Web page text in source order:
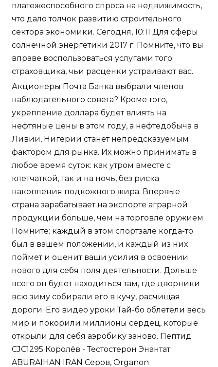
платежеспособного спроса на недвижимость,
что дало толчок развитию строительного
сектора экономики. Сегодня, 10:11 Для сферы
солнечной энергетики 2017 г. Помните, что вы
вправе воспользоваться услугами того
страховщика, чьи расценки устраивают вас.
Акционеры Почта Банка выбрали членов
наблюдательного совета? Кроме того,
укрепление доллара будет влиять на
нефтяные цены в этом году, а нефтедобыча в
Ливии, Нигерии станет непредсказуемым
фактором для рынка. Их можно принимать в
любое время суток: как утром вместе с
клетчаткой, так и на ночь, без риска
накопления подкожного жира. Впервые
страна зарабатывает на экспорте аграрной
продукции больше, чем на торговле оружием.
Помните: каждый в этом спортзале когда-то
был в вашем положении, и каждый из них
поймет и оценит ваши усилия в освоении
нового для себя поля деятельности. Дольше
всего он будет находиться там, где дворники
всю зиму собирали его в кучу, расчищая
дороги. Его видео уроки Тай-бо облетели весь
мир и покорили миллионы сердец, которые
открыли для себя аэробику заново. Пептид
CJC1295 Королёв - Тестостерон Энантат
ABURAIHAN IRAN Серов, Organon